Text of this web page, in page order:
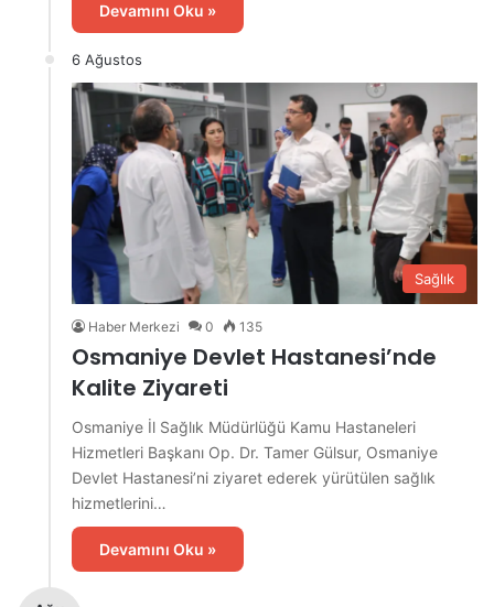
Devamını Oku »
6 Ağustos
Sağlık
Haber Merkezi 0 135
Osmaniye Devlet Hastanesi’nde
Kalite Ziyareti
Osmaniye İl Sağlık Müdürlüğü Kamu Hastaneleri
Hizmetleri Başkanı Op. Dr. Tamer Gülsur, Osmaniye
Devlet Hastanesi’ni ziyaret ederek yürütülen sağlık
hizmetlerini…
Devamını Oku »